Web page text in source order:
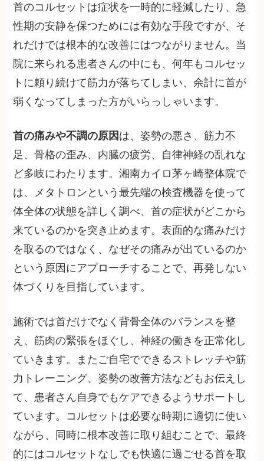
首のコルセットは症状を一時的に軽減したり、急
性期の安静を保つためには有効な手段ですが、そ
れだけでは根本的な改善にはつながりません。当
院に来られる患者さんの中にも、何年もコルセッ
トに頼り続けて筋力が落ちてしまい、余計に首が
弱くなってしまった方がいらっしゃいます。
首の痛みや不調の原因 は、姿勢の悪さ、筋力不
足、骨格の歪み、内臓の疲労、自律神経の乱れな
ど多岐にわたります。湘南カイロ茅ヶ崎整体院で
は、メタトロンという最先端の検査機器を使って
体全体の状態を詳しく調べ、首の症状がどこから
来ているのかを突き止めます。表面的な痛みだけ
を取るのではなく、なぜその痛みが出ているのか
という原因にアプローチすることで、再発しない
体づくりを目指しています。
施術では首だけでなく背骨全体のバランスを整
え、筋肉の緊張をほぐし、神経の働きを正常化し
ていきます。またご自宅でできるストレッチや筋
力トレーニング、姿勢の改善方法などもお伝えし
て、患者さん自身でもケアできるようサポートし
ています。コルセットは必要な時期に適切に使い
ながら、同時に根本改善に取り組むことで、最終
的にはコルセットなしでも快適に過ごせる首を取